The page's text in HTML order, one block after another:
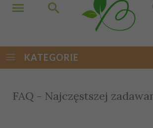
KATEGORIE
FAQ - Najczęstszej